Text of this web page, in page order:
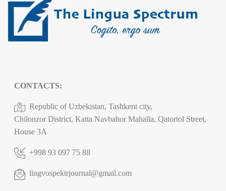
CONTACTS:
Republic of Uzbekistan, Tashkent city,
Chilonzor District, Katta Navbahor Mahalla, Qatortol Street,
House 3A
+998 93 097 75 88
lingvospektrjournal@gmail.com